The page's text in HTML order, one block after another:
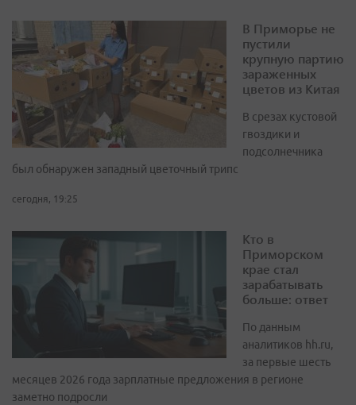
В Приморье не
пустили
крупную партию
зараженных
цветов из Китая
В срезах кустовой
гвоздики и
подсолнечника
был обнаружен западный цветочный трипс
сегодня, 19:25
Кто в
Приморском
крае стал
зарабатывать
больше: ответ
По данным
аналитиков hh.ru,
за первые шесть
месяцев 2026 года зарплатные предложения в регионе
заметно подросли